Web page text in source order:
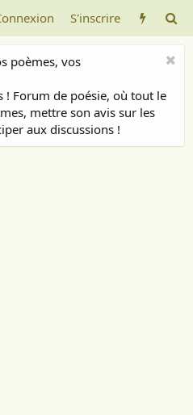
S'inscrire
poèmes, vos
! Forum de poésie, où tout le
mettre son avis sur les
aux discussions !